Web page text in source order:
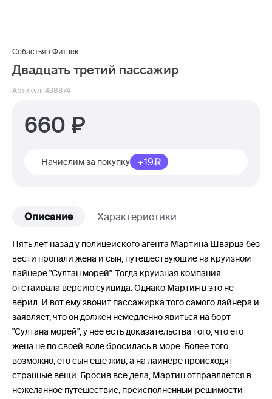
Себастьян Фитцек
Двадцать третий пассажир
Артикул: 438874
660
Начислим за покупку +19
Описание Характеристики
Пять лет назад у полицейского агента Мартина Шварца без
вести пропали жена и сын, путешествующие на круизном
лайнере "Султан морей". Тогда круизная компания
отстаивала версию суицида. Однако Мартин в это не
верил. И вот ему звонит пассажирка того самого лайнера и
заявляет, что он должен немедленно явиться на борт
"Султана морей", у нее есть доказательства того, что его
жена не по своей воле бросилась в море. Более того,
возможно, его сын еще жив, а на лайнере происходят
странные вещи. Бросив все дела, Мартин отправляется в
нежеланное путешествие, преисполненный решимости